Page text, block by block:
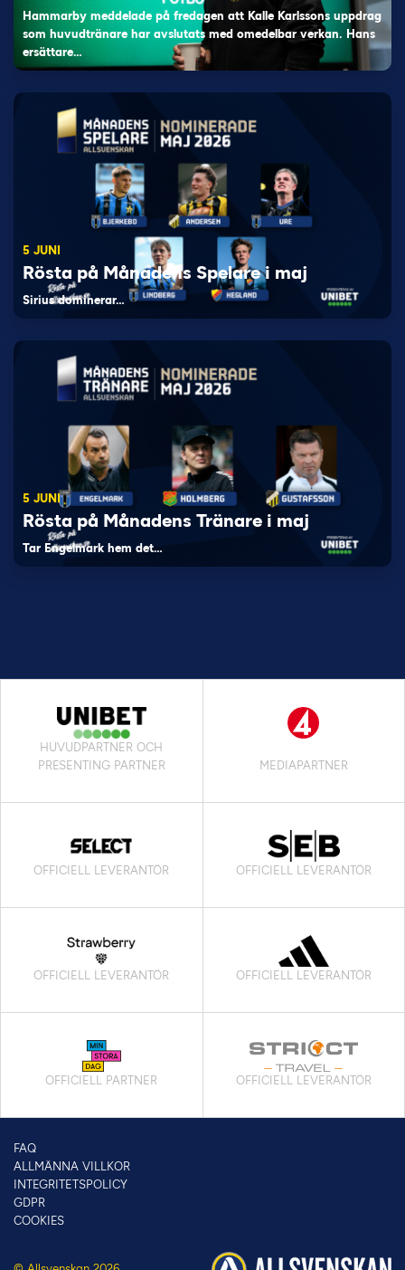
Hammarby meddelade på fredagen att Kalle Karlssons uppdrag
som huvudtränare har avslutats med omedelbar verkan. Hans
ersättare…
5 JUNI
Rösta på Månadens Spelare i maj
Sirius dominerar…
5 JUNI
Rösta på Månadens Tränare i maj
Tar Engelmark hem det…
HUVUDPARTNER OCH
PRESENTING PARTNER
MEDIAPARTNER
OFFICIELL LEVERANTÖR OFFICIELL LEVERANTÖR
OFFICIELL LEVERANTÖR OFFICIELL LEVERANTÖR
OFFICIELL PARTNER OFFICIELL LEVERANTÖR
FAQ
ALLMÄNNA VILLKOR
INTEGRITETSPOLICY
GDPR
COOKIES